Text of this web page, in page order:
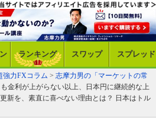
ランキング スワップ スプレッド
強力FXコラム > 志摩力男の「マーケットの常
金利が上がらない以上、日本円に継続的な上
新を、素直に喜べない理由とは？ 日本はトル